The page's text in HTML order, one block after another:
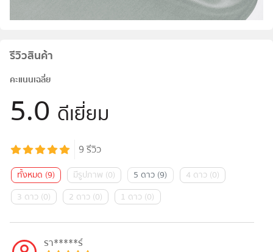
รีวิวสินค้า
คะแนนเฉลี่ย
5.0 ดีเยี่ยม
9รีวิว
ทั้งหมด (9) มีรูปภาพ (0) 5 ดาว (9) 4 ดาว (0)
3 ดาว (0) 2 ดาว (0) 1 ดาว (0)
รา*****ร์